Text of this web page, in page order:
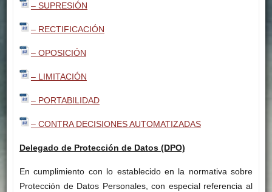
– SUPRESIÓN
– RECTIFICACIÓN
– OPOSICIÓN
– LIMITACIÓN
– PORTABILIDAD
– CONTRA DECISIONES AUTOMATIZADAS
Delegado de Protección de Datos (DPO)
En cumplimiento con lo establecido en la normativa sobre
Protección de Datos Personales, con especial referencia al